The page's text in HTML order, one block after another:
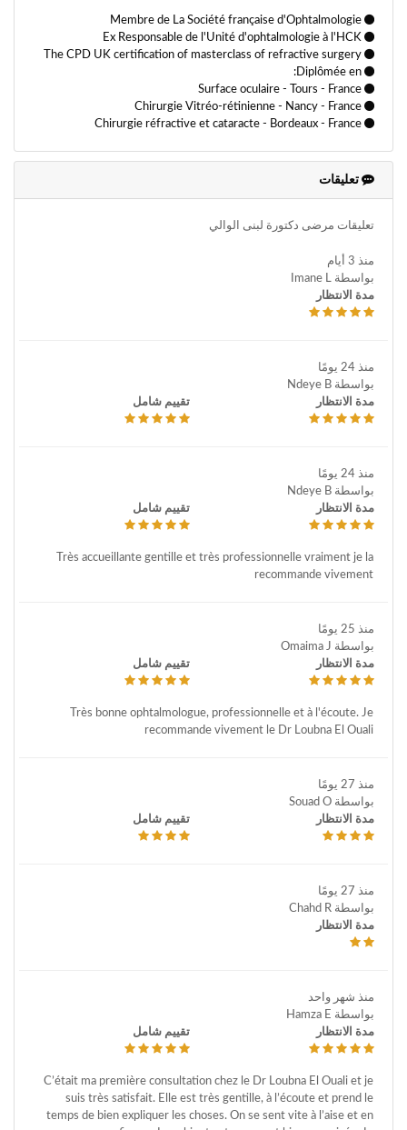
تعليقات
تعليقات مرضى دكتورة لبنى الوالي
منذ 3 أيام
بواسطة Imane L
مدة الانتظار
منذ 24 يومًا
بواسطة Ndeye B
مدة الانتظار
تقييم شامل
منذ 24 يومًا
بواسطة Ndeye B
مدة الانتظار
تقييم شامل
Très accueillante gentille et très professionnelle vraiment je la
recommande vivement
منذ 25 يومًا
بواسطة Omaima J
مدة الانتظار
تقييم شامل
Très bonne ophtalmologue, professionnelle et à l'écoute. Je
recommande vivement le Dr Loubna El Ouali
منذ 27 يومًا
بواسطة Souad O
مدة الانتظار
تقييم شامل
منذ 27 يومًا
بواسطة Chahd R
مدة الانتظار
منذ شهر واحد
بواسطة Hamza E
مدة الانتظار
تقييم شامل
C’était ma première consultation chez le Dr Loubna El Ouali et je
suis très satisfait. Elle est très gentille, à l’écoute et prend le
temps de bien expliquer les choses. On se sent vite à l’aise et en